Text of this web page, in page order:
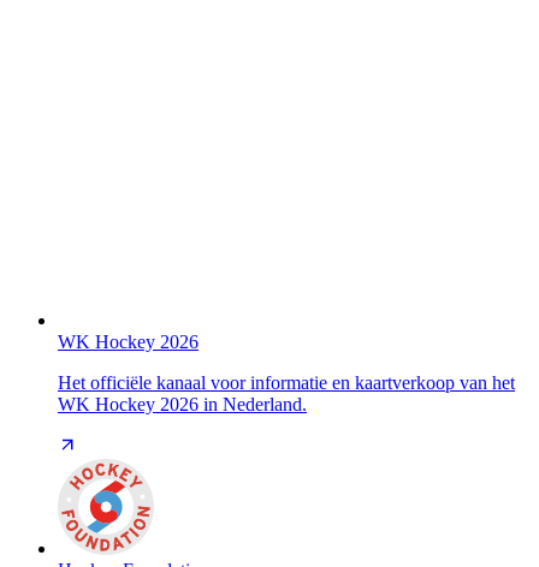
WK Hockey 2026
Het officiële kanaal voor informatie en kaartverkoop van het
WK Hockey 2026 in Nederland.